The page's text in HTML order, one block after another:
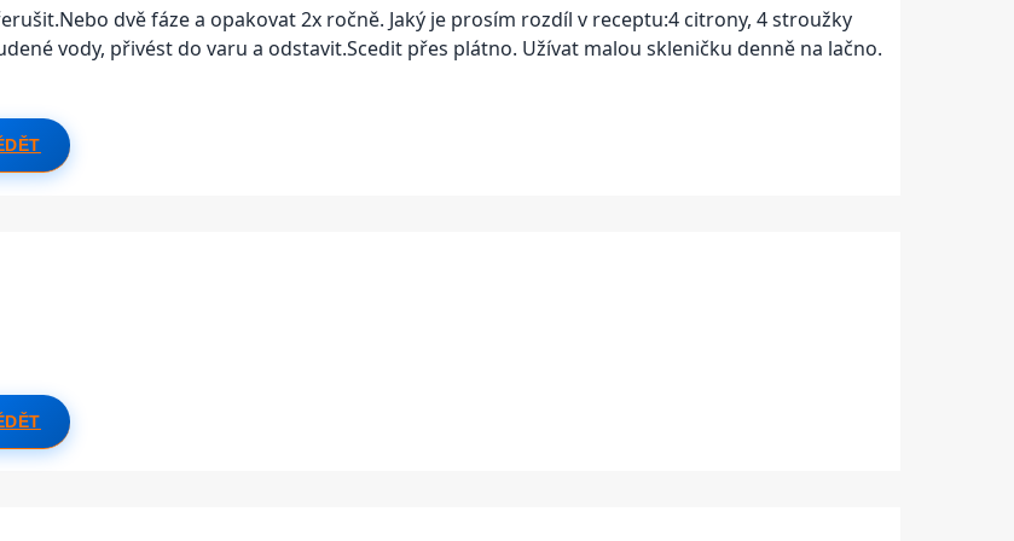
dvě fáze a opakovat 2x ročně. Jaký je prosím rozdíl v receptu:4 citrony, 4 stroužky
vody, přivést do varu a odstavit.Scedit přes plátno. Užívat malou skleničku denně na lačno.